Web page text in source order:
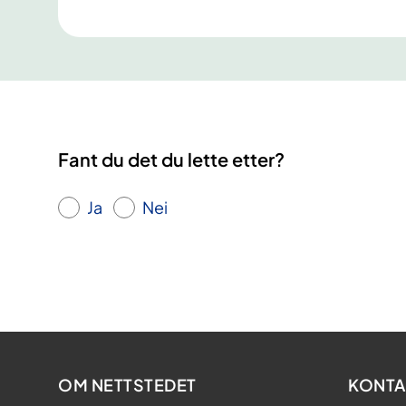
Fant du det du lette etter?
Ja Nei
OM NETTSTEDET